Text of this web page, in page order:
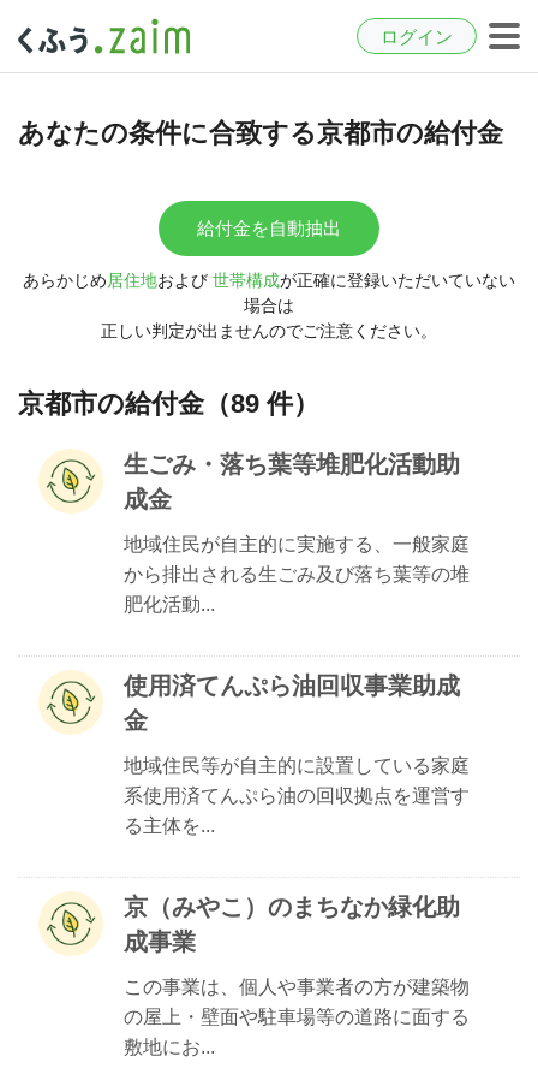
ログイン
あなたの条件に合致する京都市の給付金
給付金を自動抽出
あらかじめ居住地および 世帯構成が正確に登録いただいていない
場合は
正しい判定が出ませんのでご注意ください。
京都市の給付金（89 件）
生ごみ・落ち葉等堆肥化活動助
成金
地域住民が自主的に実施する、一般家庭
から排出される生ごみ及び落ち葉等の堆
肥化活動...
使用済てんぷら油回収事業助成
金
地域住民等が自主的に設置している家庭
系使用済てんぷら油の回収拠点を運営す
る主体を...
京（みやこ）のまちなか緑化助
成事業
この事業は、個人や事業者の方が建築物
の屋上・壁面や駐車場等の道路に面する
敷地にお...